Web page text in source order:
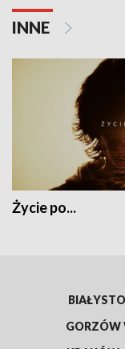
INNE
Życie po...
GORZÓW